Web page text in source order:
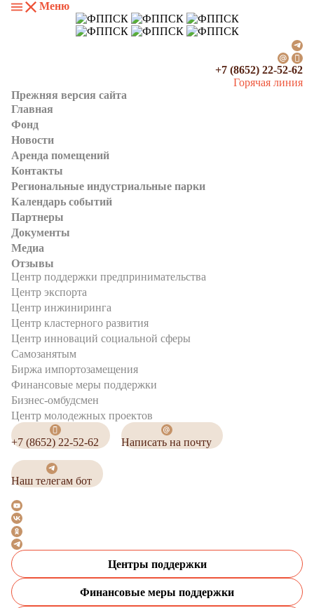
Меню
+7 (8652) 22-52-62
Горячая линия
Прежняя версия сайта
Главная
Фонд
Новости
Аренда помещений
Контакты
Региональные индустриальные парки
Календарь событий
Партнеры
Документы
Медиа
Отзывы
Центр поддержки предпринимательства
Центр экспорта
Центр инжиниринга
Центр кластерного развития
Центр инноваций социальной сферы
Cамозанятым
Биржа импортозамещения
Финансовые меры поддержки
Бизнес-омбудсмен
Центр молодежных проектов
+7 (8652) 22-52-62 Написать на почту
Наш телегам бот
Центры поддержки
Финансовые меры поддержки